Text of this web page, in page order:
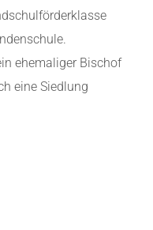
ehemaliger Bischof
eine Siedlung